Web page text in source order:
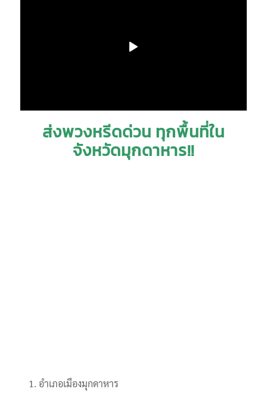
ส่งพวงหรีดด่วน ทุกพื้นที่ใน
จังหวัดมุกดาหาร!!
อำเภอเมืองมุกดาหาร